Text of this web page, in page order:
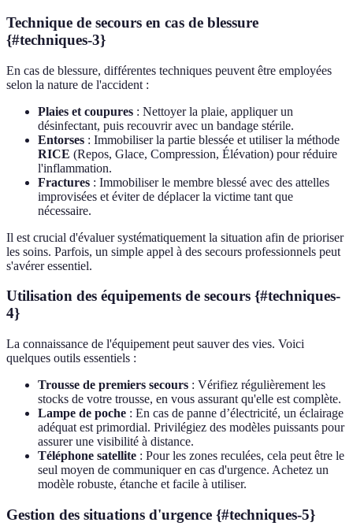
Technique de secours en cas de blessure
{#techniques-3}
En cas de blessure, différentes techniques peuvent être employées
selon la nature de l'accident :
Plaies et coupures : Nettoyer la plaie, appliquer un
désinfectant, puis recouvrir avec un bandage stérile.
Entorses : Immobiliser la partie blessée et utiliser la méthode
RICE (Repos, Glace, Compression, Élévation) pour réduire
l'inflammation.
Fractures : Immobiliser le membre blessé avec des attelles
improvisées et éviter de déplacer la victime tant que
nécessaire.
Il est crucial d'évaluer systématiquement la situation afin de prioriser
les soins. Parfois, un simple appel à des secours professionnels peut
s'avérer essentiel.
Utilisation des équipements de secours {#techniques-
4}
La connaissance de l'équipement peut sauver des vies. Voici
quelques outils essentiels :
Trousse de premiers secours : Vérifiez régulièrement les
stocks de votre trousse, en vous assurant qu'elle est complète.
Lampe de poche : En cas de panne d’électricité, un éclairage
adéquat est primordial. Privilégiez des modèles puissants pour
assurer une visibilité à distance.
Téléphone satellite : Pour les zones reculées, cela peut être le
seul moyen de communiquer en cas d'urgence. Achetez un
modèle robuste, étanche et facile à utiliser.
Gestion des situations d'urgence {#techniques-5}